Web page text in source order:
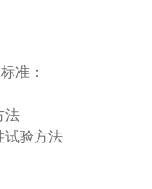
准：
法
试验方法